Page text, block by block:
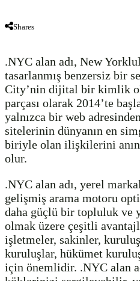
Shares
.NYC alan adı, New
tasarlanmış benzersiz bir
City’nin dijital bir kimlik
parçası olarak 2014’te
yalnızca bir web
sitelerinin dünyanın en
biriyle olan ilişkilerini
olur.
.NYC alan adı, yerel
gelişmiş arama motoru
daha güçlü bir topluluk ve
olmak üzere çeşitli
işletmeler, sakinler,
kuruluşlar, hükümet
için önemlidir. .NYC alan